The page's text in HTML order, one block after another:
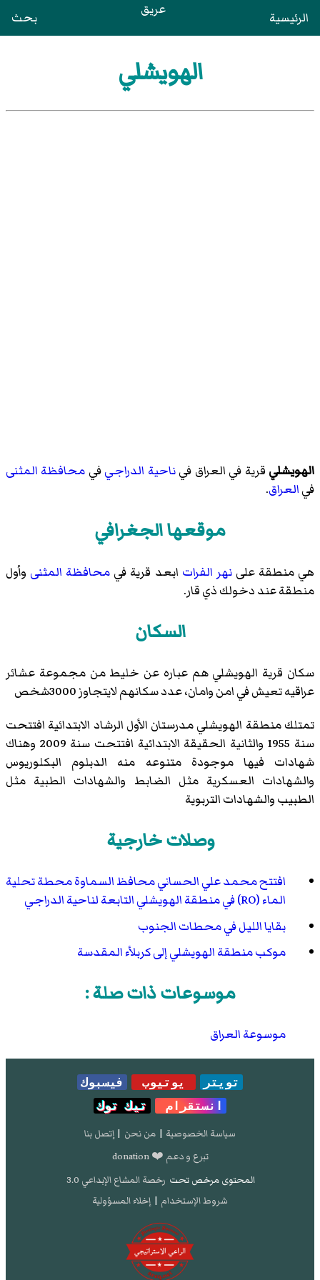
الرئيسية عريق بحث
الهويشلي
الهويشلي قرية في العراق فيناحية الدراجيفي محافظة المثنى
فيالعراق.
موقعها الجغرافي
هي منطقة علىنهر الفرات ابعد قرية في محافظة المثنى وأول
منطقة عند دخولك ذي قار.
السكان
سكان قرية الهويشلي هم عباره عن خليط من مجموعة عشائر
عراقيه تعيش في امن وامان، عدد سكانهم لايتجاوز 3000شخص
تمتلك منطقة الهويشلي مدرستان الأول الرشاد الابتدائية افتتحت
سنة 1955 والثانية الحقيقة الابتدائية افتتحت سنة 2009 وهناك
شهادات فيها موجودة متنوعه منه الدبلوم البكلوريوس
والشهادات العسكرية مثل الضابط والشهادات الطبية مثل
الطبيب والشهادات التربوية
وصلات خارجية
افتتح محمد علي الحساني محافظ السماوة محطة تحلية
الماء (RO) في منطقة الهويشلي التابعة لناحية الدراجي
بقايا الليل في محطات الجنوب
موكب منطقة الهويشلي إلى كربلأء المقدسة
موسوعات ذات صلة :
موسوعة العراق
تويتر يوتيوب
فيسبوك
انستقرام
تيك توك
سياسة الخصوصية | من نحن | إتصل بنا
تبرع و دعم ❤️ donation
المحتوى مرخص تحت رخصة المشاع الإبداعي 3.0
شروط الإستخدام | إخلاء المسؤولية